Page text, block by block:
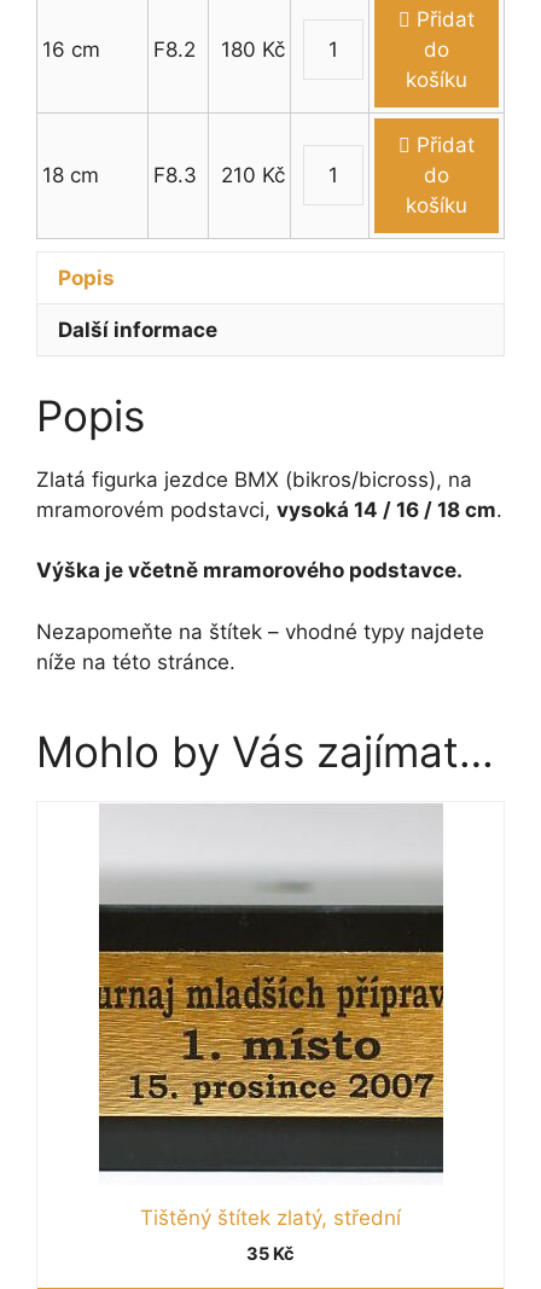
BMX
-
18
cm
množství
16 cm F8.2 180 Kč
Figurka
bikrosař
BMX
-
18
množství
Přidat
do
košíku
18 cm F8.3 210 Kč
Figurka
bikrosař
14
Přidat
do
košíku
Popis
Další informace
Popis
Zlatá figurka jezdce BMX (bikros/bicross), na
mramorovém podstavci, vysoká 14 / 16 / 18 cm.
Výška je včetně mramorového podstavce.
Nezapomeňte na štítek – vhodné typy najdete
níže na této stránce.
Mohlo by Vás zajímat…
Tištěný štítek zlatý, střední
35 Kč